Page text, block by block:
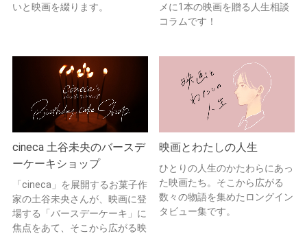
いと映画を綴ります。
メに1本の映画を贈る人生相談
コラムです！
cineca 土谷未央のバースデ
ーケーキショップ
「cineca」を展開するお菓子作
家の土谷未央さんが、映画に登
場する「バースデーケーキ」に
焦点をあて、そこから広がる映
映画とわたしの人生
ひとりの人生のかたわらにあっ
た映画たち。そこから広がる
数々の物語を集めたロングイン
タビュー集です。